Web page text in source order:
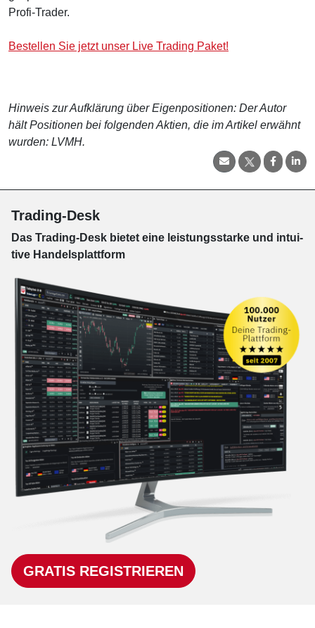
Profi-Trader.
Bestellen Sie jetzt unser Live Trading Paket!
Hinweis zur Aufklärung über Eigenpositionen: Der Autor
hält Positionen bei folgenden Aktien, die im Artikel erwähnt
wurden: LVMH.
Trading-Desk
Das Trading-Desk bie­tet eine leis­tungs­star­ke und in­tui­
tive Han­dels­platt­form
GRATIS REGISTRIEREN